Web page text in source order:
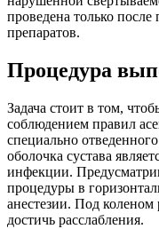
проведена только
препаратов.
Процедура
Задача стоит в том,
соблюдением правил
специально
оболочка сустава
инфекции.
процедуры в
анестезии. Под
достичь расслабления.